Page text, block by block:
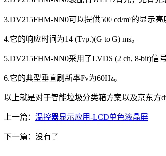
3.DV215FHM-NN0可以提供500 cd/m²的显示亮
4.它的响应时间为14 (Typ.)(G to G) ms。
5.DV215FHM-NN0采用了LVDS (2 ch, 8-bit)信
6.它的典型垂直刷新率Fv为60Hz。
以上就是对于智能垃圾分类箱方案以及京东方
上一篇： 温控器显示应用-LCD单色液晶屏
下一篇：没有了